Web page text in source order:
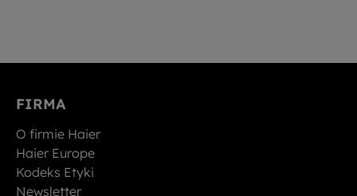
FIRMA
O firmie Haier
Haier Europe
Kodeks Etyki
Newsletter